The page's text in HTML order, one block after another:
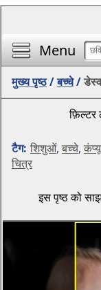
Menu
मुख्य पृष्ठ/बच्चे/
फ़िल्टर
टैग: शिशुओं, बच्चे,
चित्र